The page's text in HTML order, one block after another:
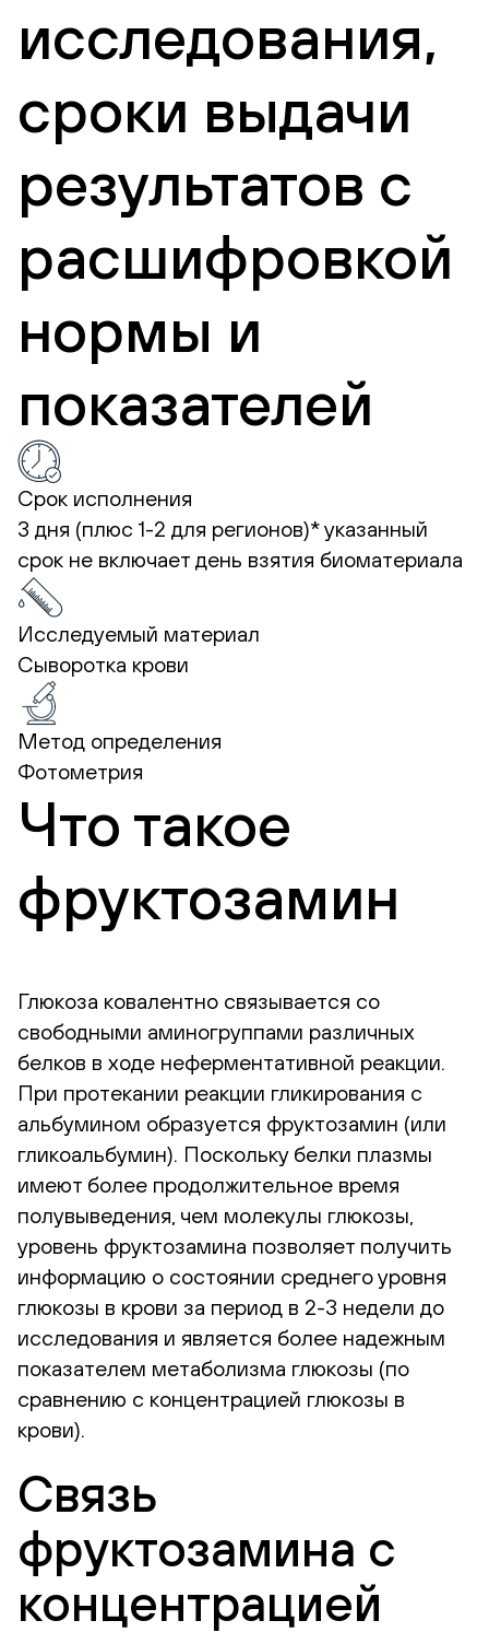
исследования,
сроки выдачи
результатов с
расшифровкой
нормы и
показателей
Срок исполнения
3 дня (плюс 1-2 для регионов)*указанный
срок не включает день взятия биоматериала
Исследуемый материал
Сыворотка крови
Метод определения
Фотометрия
Что такое
фруктозамин
Глюкоза ковалентно связывается со
свободными аминогруппами различных
белков в ходе неферментативной реакции.
При протекании реакции гликирования с
альбумином образуется фруктозамин (или
гликоальбумин). Поскольку белки плазмы
имеют более продолжительное время
полувыведения, чем молекулы глюкозы,
уровень фруктозамина позволяет получить
информацию о состоянии среднего уровня
глюкозы в крови за период в 2-3 недели до
исследования и является более надежным
показателем метаболизма глюкозы (по
сравнению с концентрацией глюкозы в
крови).
Связь
фруктозамина с
концентрацией